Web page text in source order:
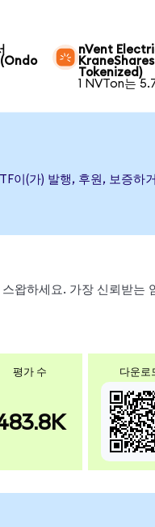
nVent
Tokenized)
1 NVTon는
이(가) 발행, 후원, 보증
왑하세요. 가장 신뢰받는
평가 수 다운로